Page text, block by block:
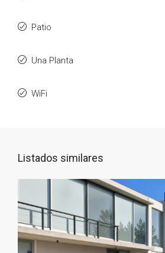
Patio
Una Planta
WiFi
Listados similares